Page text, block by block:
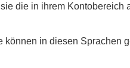
die in ihrem
können in diesen Sprachen